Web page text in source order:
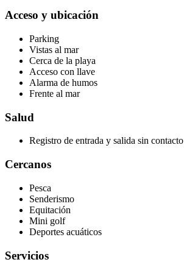
Acceso y ubicación
Parking
Vistas al mar
Cerca de la playa
Acceso con llave
Alarma de humos
Frente al mar
Salud
Registro de entrada y salida sin contacto
Cercanos
Pesca
Senderismo
Equitación
Mini golf
Deportes acuáticos
Servicios